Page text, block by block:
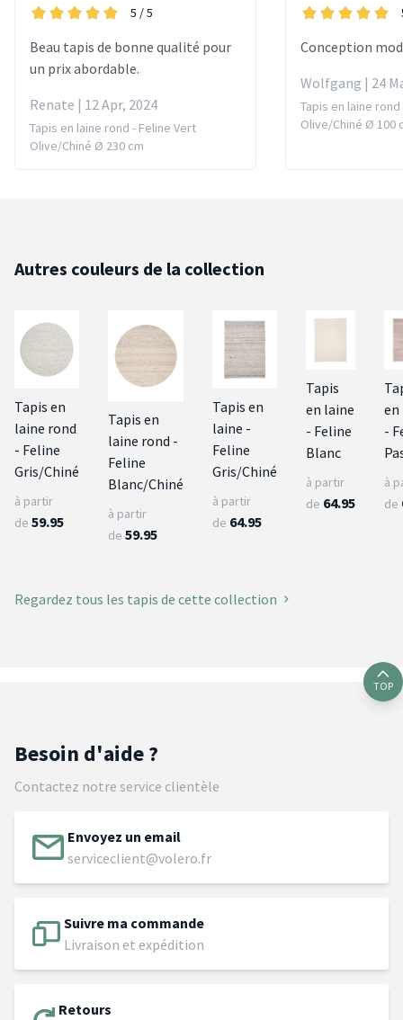
5 / 5
Beau tapis de bonne qualité pour
un prix abordable.
Renate | 12 Apr, 2024
Tapis en laine rond - Feline Vert
Olive/Chiné Ø 230 cm
Conception
Wolfgang | 24
Tapis en laine
Olive/Chiné Ø 100
Autres couleurs de la collection
Tapis en
laine rond
- Feline
Gris/Chiné
à partir
de 59.95
Tapis en
laine rond -
Feline
Blanc/Chiné
à partir
de 59.95
Tapis en
laine -
Feline
Gris/Chiné
à partir
de 64.95
Tapis
en laine
- Feline
Blanc
à partir
de 64.95
en
-
à
de
Regardez tous les tapis de cette collection
TOP
Besoin d'aide ?
Contactez notre service clientèle
Envoyez un email
serviceclient@volero.fr
Suivre ma commande
Livraison et expédition
Retours